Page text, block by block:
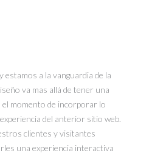
estamos a la vanguardia de la
va mas allá de tener una
el momento de incorporar lo
del anterior sitio web.
clientes y visitantes
una experiencia interactiva